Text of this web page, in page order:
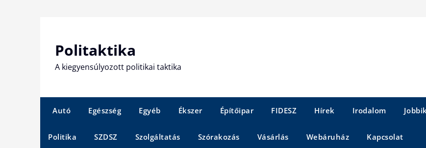
Politaktika
A kiegyensúlyozott politikai taktika
Autó Egészség Egyéb Ékszer Építőipar FIDESZ Hírek Irodalom
Politika SZDSZ Szolgáltatás Szórakozás Vásárlás Webáruház Kapcsolat